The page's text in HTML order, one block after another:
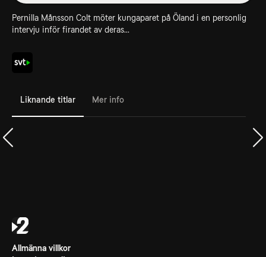
Pernilla Månsson Colt möter kungaparet på Öland i en personlig
intervju inför firandet av deras...
Liknande titlar Mer info
Allmänna villkor